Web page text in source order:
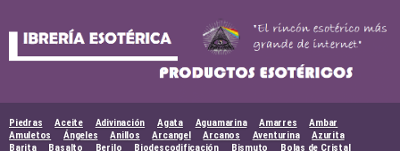
Piedras Aceite Adivinación Agata Aguamarina Amarres
Ambar
Amuletos
Ángeles Anillos Arcangel Arcanos Aventurina
Azurita
Barita
Basalto Berilo Biodescodificación Bismuto
Bolas de Cristal